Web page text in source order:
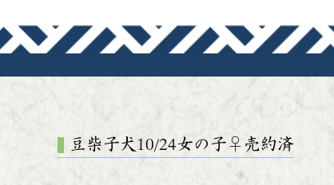
豆柴子犬10/24女の子♀売約済